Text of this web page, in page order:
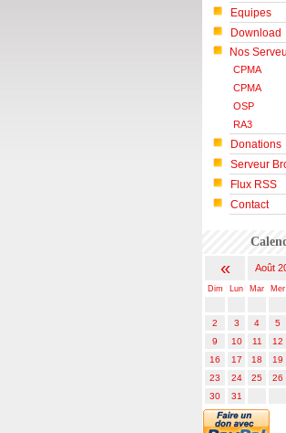
Equipes
Download
Nos
CPMA
CPMA
OSP
RA3
Donations
Serveur
Flux RSS
Contact
« Août
Dim Lun Mar Mer
2
3 4 5
9
10 11 12
16
17 18 19
23
24 25 26
30
31